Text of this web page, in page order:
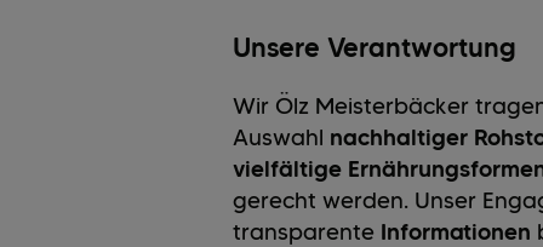
Unsere Verantwortung
Wir Ölz Meisterbäcker
Auswahl nachhaltiger
vielfältige
gerecht werden. Unser
transparente Informationen